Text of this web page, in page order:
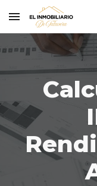
Skip to main content